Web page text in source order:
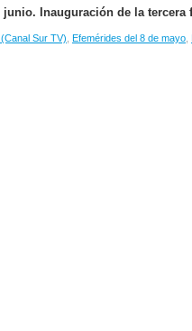
junio. Inauguración de la tercera
Sur TV) Efemérides del 8 de mayo